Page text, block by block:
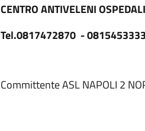
CENTRO ANTIVELENI
Tel.0817472870 -
Committente ASL NAPOLI 2